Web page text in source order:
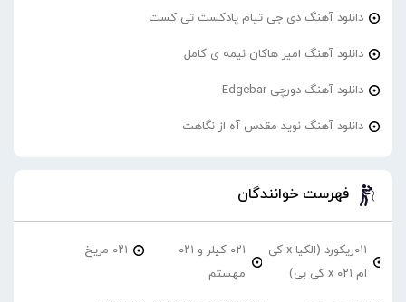
دانلود آهنگ دی جی تیام پادکست تی کست
دانلود آهنگ امیر هاکان نیمه ی کامل
دانلود آهنگ دورچی Edgebar
دانلود آهنگ نوید مقدس آه از نگاهت
فهرست خوانندگان
۰۱۱ریکورد (الکیا x کی
ام ۰۲۱ x کی بی)
۰۲۱ کیلر و ۰۲۱
مهستم
۰۲۱ مریخ